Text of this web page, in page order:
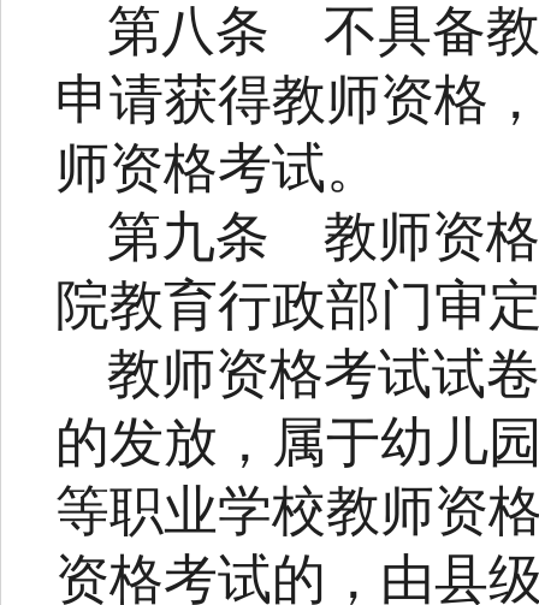
第八条 不具备
申请获得教师资格
师资格考试。
第九条 教师资
院教育行政部门审
教师资格考试试
的发放，属于幼儿
等职业学校教师资
资格考试的，由县